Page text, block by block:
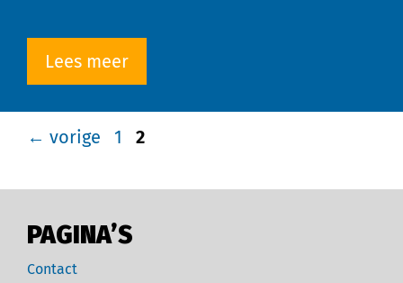
Lees meer
← vorige 1 2
PAGINA’S
Contact